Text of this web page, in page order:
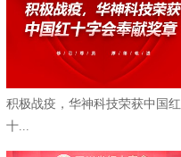
积极战疫，华神科技荣获中国红
十...